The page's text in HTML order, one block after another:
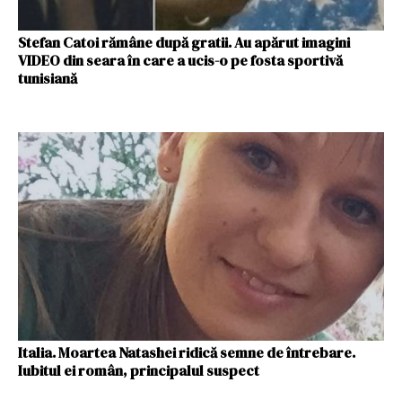
Stefan Catoi rămâne după gratii. Au apărut imagini
VIDEO din seara în care a ucis-o pe fosta sportivă
tunisiană
Italia. Moartea Natashei ridică semne de întrebare.
Iubitul ei român, principalul suspect